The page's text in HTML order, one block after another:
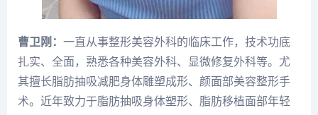
曹卫刚： 一直从事整形美容外科的临床工作，技术功底
扎实、全面，熟悉各种美容外科、显微修复外科等。尤
其擅长脂肪抽吸减肥身体雕塑成形、颜面部美容整形手
术。近年致力于脂肪抽吸身体塑形、脂肪移植面部年轻